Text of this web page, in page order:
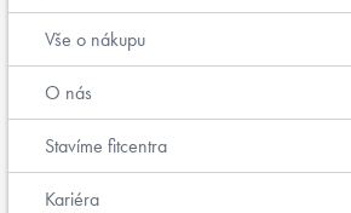
Vše o nákupu
O nás
Stavíme fitcentra
Kariéra